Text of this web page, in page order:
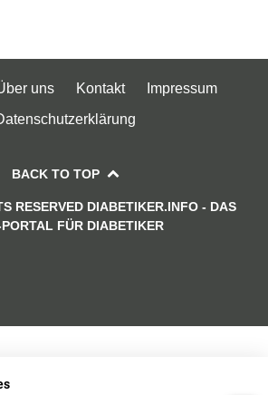
uns Kontakt
Impressum
BACK TO TOP
RESERVED DIABETIKER.INFO - DAS
FÜR DIABETIKER